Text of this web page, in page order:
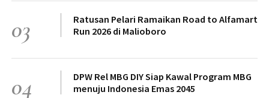
03
Ratusan Pelari Ramaikan Road to Alfamart
Run 2026 di Malioboro
04
DPW Rel MBG DIY Siap Kawal Program MBG
menuju Indonesia Emas 2045